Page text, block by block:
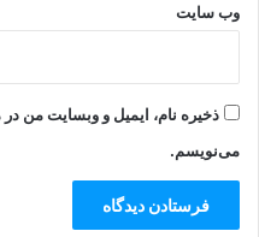
وب‌ سایت
ذخیره نام، ایمیل و وبسایت من
می‌نویسم.